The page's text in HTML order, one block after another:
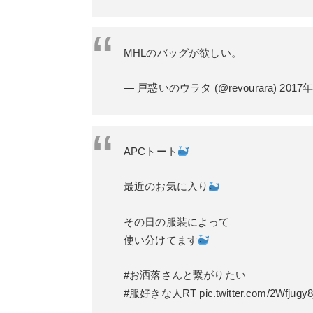
MHLのバッグが欲しい。
— 戸惑いのウラタ (@revourara) 2017
APCトート
最近のお気に入り
その日の服装によって
使い分けてます
#お洒落さんと繋がりたい
#服好きな人RT pic.twitter.com/